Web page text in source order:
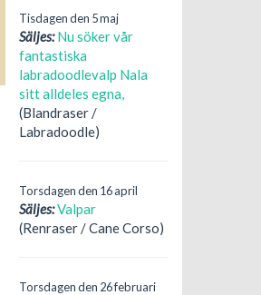
Tisdagen den 5 maj
Säljes: Nu söker vår
fantastiska
labradoodlevalp Nala
sitt alldeles egna,
(Blandraser /
Labradoodle)
Torsdagen den 16 april
Säljes:Valpar
(Renraser / Cane Corso)
Torsdagen den 26 februari